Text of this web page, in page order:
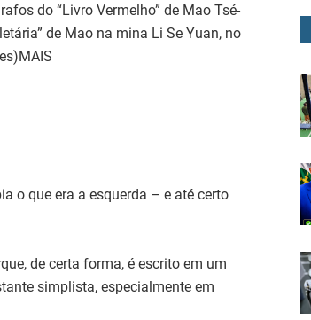
do “Livro Vermelho” de Mao Tsé-
de Mao na mina Li Se Yuan, no
o que era a esquerda – e até certo
de certa forma, é escrito em um
simplista, especialmente em